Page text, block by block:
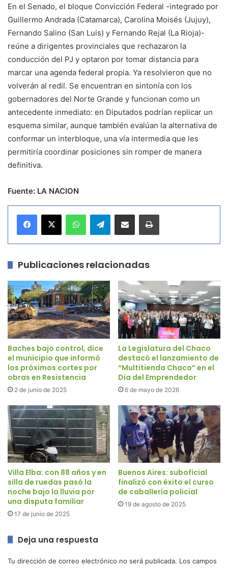
En el Senado, el bloque Convicción Federal -integrado por
Guillermo Andrada (Catamarca), Carolina Moisés (Jujuy),
Fernando Salino (San Luis) y Fernando Rejal (La Rioja)-
reúne a dirigentes provinciales que rechazaron la
conducción del PJ y optaron por tomar distancia para
marcar una agenda federal propia. Ya resolvieron que no
volverán al redil. Se encuentran en sintonía con los
gobernadores del Norte Grande y funcionan como un
antecedente inmediato: en Diputados podrían replicar un
esquema similar, aunque también evalúan la alternativa de
conformar un interbloque, una vía intermedia que les
permitiría coordinar posiciones sin romper de manera
definitiva.
Fuente: LA NACION
Telegram
Publicaciones relacionadas
Baches bajo control, dice
el municipio que informó
los próximos cortes por
obras en Resistencia
2 de junio de 2025
La Legislatura del Chaco
destacó el lanzamiento de
“Multitienda Chaco” en el
Día del Emprendedor
6 de mayo de 2026
Villa Elba: con 88 años y en
silla de ruedas pasó la
noche bajo la lluvia por
una disputa familiar
17 de junio de 2025
Buenos Aires: suboficial
finalizó con éxito el curso
de caballería policial
19 de agosto de 2025
Deja una respuesta
Tu dirección de correo electrónico no será publicada. Los campos